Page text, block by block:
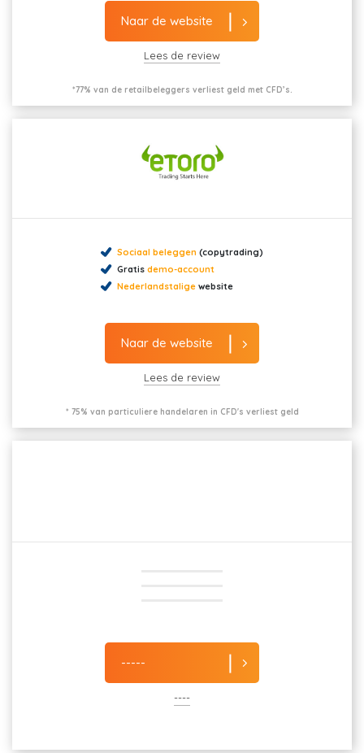
Naar de website
Lees de review
*77% van de retailbeleggers verliest geld met CFD’s.
Sociaal beleggen (copytrading)
Gratis demo-account
Nederlandstalige website
Naar de website
Lees de review
* 75% van particuliere handelaren in CFD's verliest geld
-----
----